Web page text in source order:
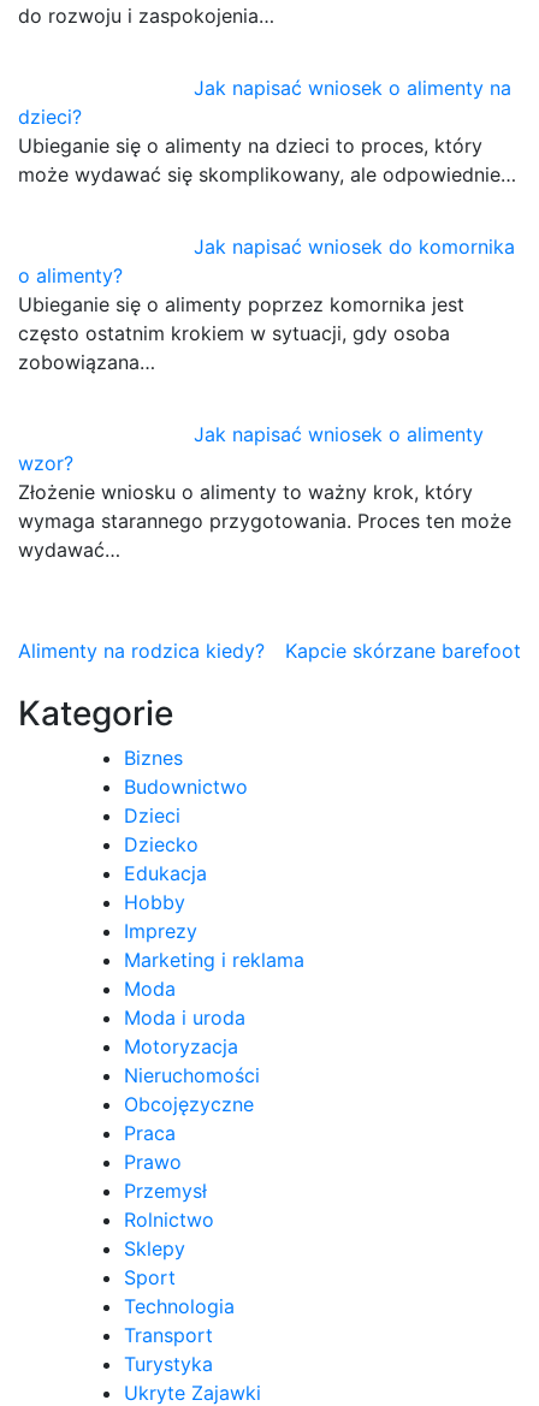
do rozwoju i zaspokojenia…
Jak napisać wniosek o alimenty na
dzieci?
Ubieganie się o alimenty na dzieci to proces, który
może wydawać się skomplikowany, ale odpowiednie…
Jak napisać wniosek do komornika
o alimenty?
Ubieganie się o alimenty poprzez komornika jest
często ostatnim krokiem w sytuacji, gdy osoba
zobowiązana…
Jak napisać wniosek o alimenty
wzor?
Złożenie wniosku o alimenty to ważny krok, który
wymaga starannego przygotowania. Proces ten może
wydawać…
Nawigacja
wpisu
Alimenty na rodzica kiedy? Kapcie skórzane barefoot
Kategorie
Biznes
Budownictwo
Dzieci
Dziecko
Edukacja
Hobby
Imprezy
Marketing i reklama
Moda
Moda i uroda
Motoryzacja
Nieruchomości
Obcojęzyczne
Praca
Prawo
Przemysł
Rolnictwo
Sklepy
Sport
Technologia
Transport
Turystyka
Ukryte Zajawki